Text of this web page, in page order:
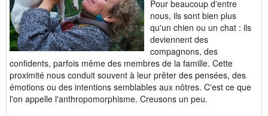
Pour beaucoup d'entre
nous, ils sont bien plus
qu'un chien ou un chat : ils
deviennent des
compagnons, des
confidents, parfois même des membres de la famille. Cette
proximité nous conduit souvent à leur prêter des pensées, des
émotions ou des intentions semblables aux nôtres. C'est ce que
l'on appelle l'anthropomorphisme. Creusons un peu.